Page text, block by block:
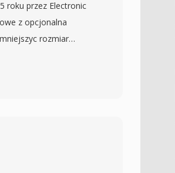
roku przez Electronic
z opcjonalna
rozmiar
— blok VHDR zawiera
sprawia, ze